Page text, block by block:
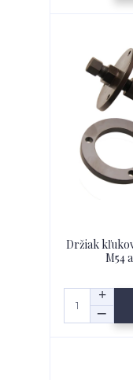
Držiak
M54